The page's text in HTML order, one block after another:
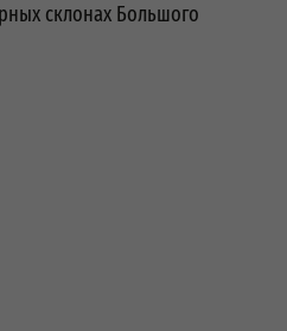
склонах Большого